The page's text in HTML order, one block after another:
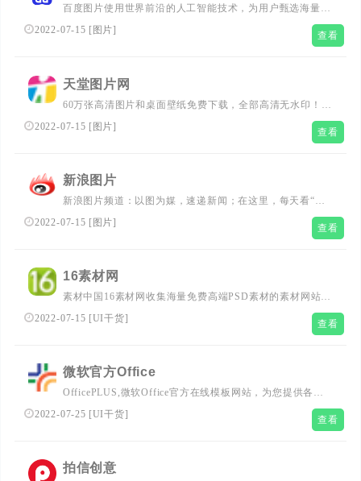
百度图片使用世界前沿的人工智能技术，为用户甄选海量的
高清美图，用更流畅、更快捷、更精准的搜索体验，带你去
2022-07-15 [ 图片] 查看
天堂图片网
60万张高清图片和桌面壁纸免费下载，全部高清无水印！内
容涵盖风景图片、动物图片、唯美图片、鲜花图片、家居图
片、设计素材、电脑壁纸、动漫壁纸、电影壁纸、明星壁
2022-07-15 [图片] 查看
新浪图片
新浪图片频道：以图为媒，速递新闻；在这里，每天看“有
温度的视觉”。频道致力于成为中国报道摄影师成长平台。
以影像记录中国，发掘历史，感知世界。品牌栏目有《看
2022-07-15 [图片] 查看
16素材网
素材中国16素材网收集海量免费高端PSD素材的素材网站。
16素材专业为网页、平面设计师提供PSD素材，AE模板，
png图标，矢量素材，设计欣赏，ppt模板，音效素材，高清
2022-07-15 [UI干货] 查看
微软官方Office
OfficePLUS,微软Office官方在线模板网站，为您提供各类
精品PPT模板、PPT实用模块、Word求职简历、Excel图
2022-07-25 [UI干货] 查看
拍信创意